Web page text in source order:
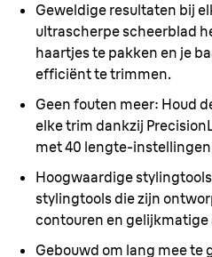
Geweldige resultaten bij
ultrascherpe scheerblad
haartjes te pakken en je
efficiënt te trimmen.
Geen fouten meer: Houd
elke trim dankzij
met 40 lengte-
Hoogwaardige
stylingtools die zijn
contouren en
Gebouwd om lang mee te